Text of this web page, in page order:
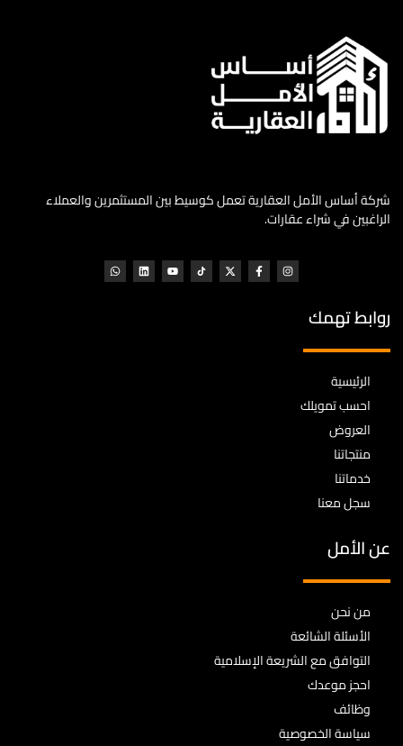
شركة أساس الأمل العقارية تعمل كوسيط بين المستثمرين والعملاء
الراغبين في شراء عقارات.
روابط تهمك
الرئيسية
احسب تمويلك
العروض
منتجاتنا
خدماتنا
سجل معنا
عن الأمل
من نحن
الأسئلة الشائعة
التوافق مع الشريعة الإسلامية
احجز موعدك
وظائف
سياسة الخصوصية